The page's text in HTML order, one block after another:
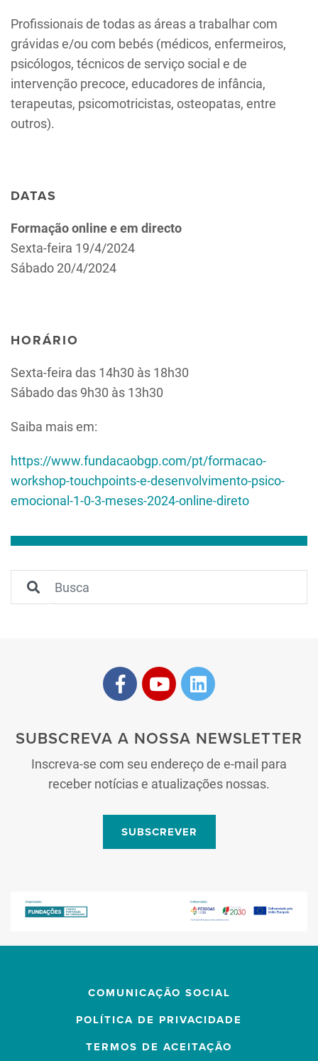
Profissionais de todas as áreas a trabalhar com
grávidas e/ou com bebés (médicos, enfermeiros,
psicólogos, técnicos de serviço social e de
intervenção precoce, educadores de infância,
terapeutas, psicomotricistas, osteopatas, entre
outros).
DATAS
Formação online e em directo
Sexta-feira 19/4/2024
Sábado 20/4/2024
HORÁRIO
Sexta-feira das 14h30 às 18h30
Sábado das 9h30 às 13h30
Saiba mais em:
https://www.fundacaobgp.com/pt/formacao-
workshop-touchpoints-e-desenvolvimento-psico-
emocional-1-0-3-meses-2024-online-direto
SUBSCREVA A NOSSA NEWSLETTER
Inscreva-se com seu endereço de e-mail para
receber notícias e atualizações nossas.
SUBSCREVER
COMUNICAÇÃO SOCIAL
POLÍTICA DE PRIVACIDADE
TERMOS DE ACEITAÇÃO